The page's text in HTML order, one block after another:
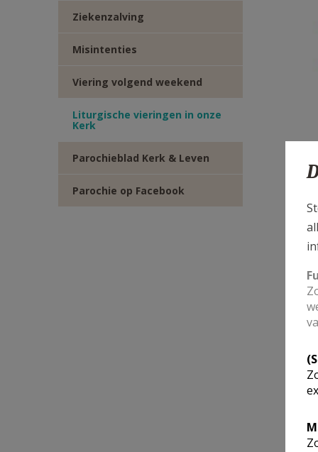
Ziekenzalving
Misintenties
Viering volgend weekend
Liturgische vieringen in onze
Kerk
Parochieblad Kerk & Leven
Parochie op Facebook